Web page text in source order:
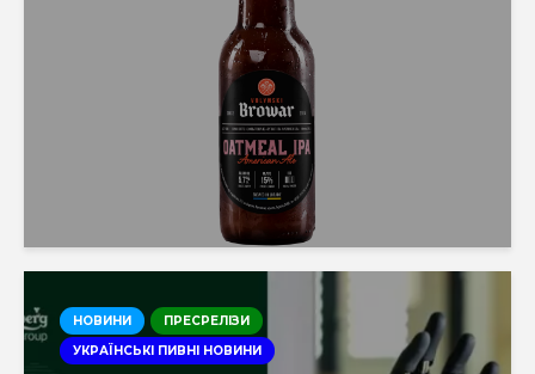
НОВИНИ
ПРЕСРЕЛІЗИ
УКРАЇНСЬКІ ПИВНІ НОВИНИ